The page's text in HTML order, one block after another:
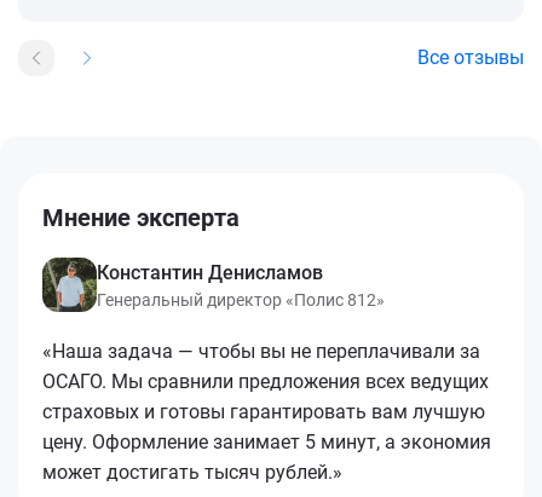
Все отзывы
Мнение эксперта
Константин Денисламов
Генеральный директор «Полис 812»
«Наша задача — чтобы вы не переплачивали за
ОСАГО. Мы сравнили предложения всех ведущих
страховых и готовы гарантировать вам лучшую
цену. Оформление занимает 5 минут, а экономия
может достигать тысяч рублей.»